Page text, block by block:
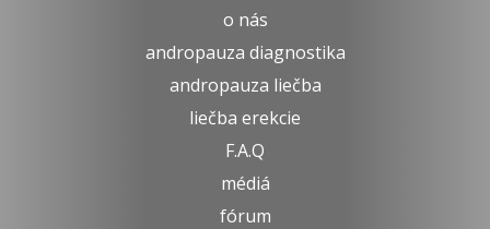
o nás
andropauza diagnostika
andropauza liečba
liečba erekcie
F.A.Q
médiá
fórum